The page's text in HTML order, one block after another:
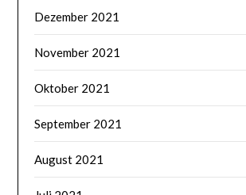
Dezember 2021
November 2021
Oktober 2021
September 2021
August 2021